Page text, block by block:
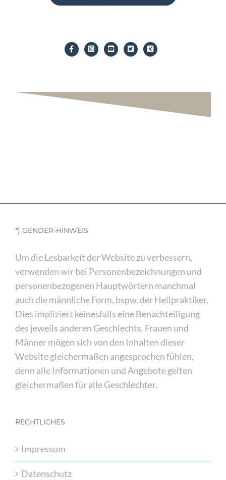
*) GENDER-HINWEIS
Um die Lesbarkeit der Website zu verbessern,
verwenden wir bei Personenbezeichnungen und
personenbezogenen Hauptwörtern manchmal
auch die männliche Form, bspw. der Heilpraktiker.
Dies impliziert keinesfalls eine Benachteiligung
des jeweils anderen Geschlechts. Frauen und
Männer mögen sich von den Inhalten dieser
Website gleichermaßen angesprochen fühlen,
denn alle Informationen und Angebote gelten
gleichermaßen für alle Geschlechter.
RECHTLICHES
Impressum
Datenschutz